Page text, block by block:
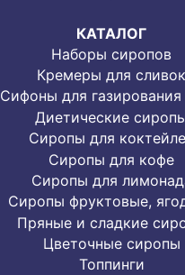
КАТАЛОГ
Наборы сиропов
Кремеры для сливок
Сифоны для
Диетические
Сиропы для
Сиропы для кофе
Сиропы для
Cиропы фруктовые,
Пряные и сладкие
Цветочные сиропы
Топпинги